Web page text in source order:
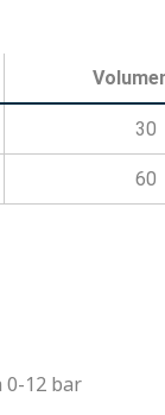
30
60
0-12 bar